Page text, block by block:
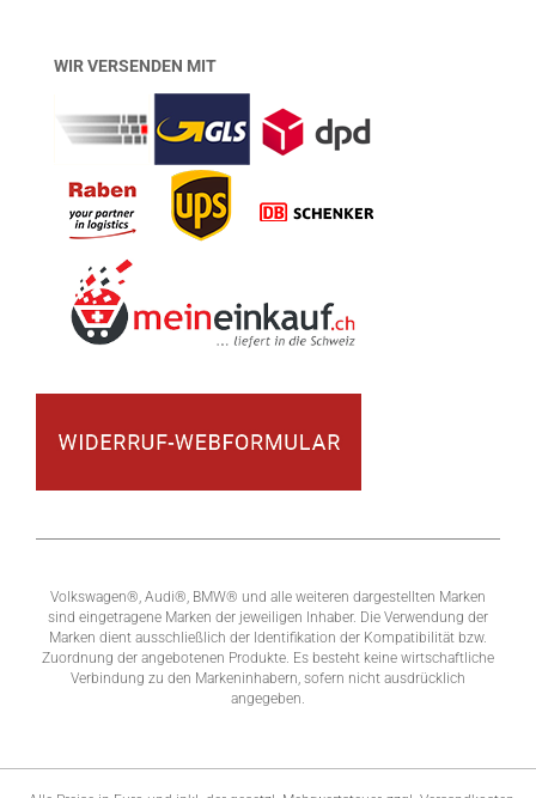
WIR VERSENDEN MIT
Volkswagen®, Audi®, BMW® und alle weiteren dargestellten Marken
sind eingetragene Marken der jeweiligen Inhaber. Die Verwendung der
Marken dient ausschließlich der Identifikation der Kompatibilität bzw.
Zuordnung der angebotenen Produkte. Es besteht keine wirtschaftliche
Verbindung zu den Markeninhabern, sofern nicht ausdrücklich
angegeben.